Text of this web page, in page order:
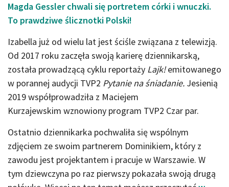
Magda Gessler chwali się portretem córki i wnuczki.
To prawdziwe ślicznotki Polski!
Izabella już od wielu lat jest ściśle związana z telewizją.
Od 2017 roku zaczęła swoją karierę dziennikarską,
została prowadzącą cyklu reportaży Lajk!emitowanego
w porannej audycji TVP2 Pytanie na śniadanie. Jesienią
2019 współprowadziła z Maciejem
Kurzajewskim wznowiony program TVP2 Czar par.
Ostatnio dziennikarka pochwaliła się wspólnym
zdjęciem ze swoim partnerem Dominikiem, który z
zawodu jest projektantem i pracuje w Warszawie. W
tym dziewczyna po raz pierwszy pokazała swoją drugą